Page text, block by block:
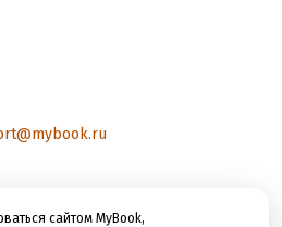
сайтом MyBook,